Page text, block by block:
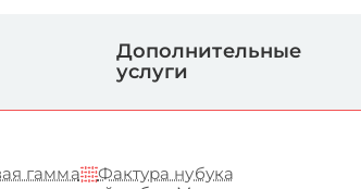
Дополнительные
услуги
гамма
Фактура нубука